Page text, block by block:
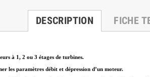
DESCRIPTION FICHE
à 1, 2 ou 3 étages de turbines.
les paramètres débit et dépression d’un moteur.